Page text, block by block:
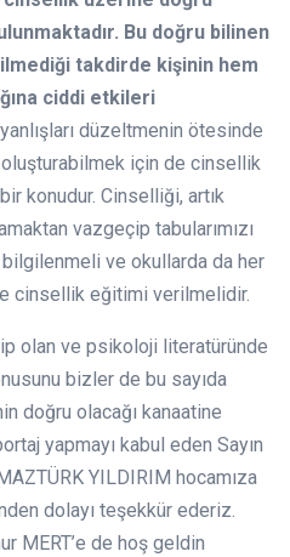
Bu doğru bilinen
takdirde kişinin hem
ciddi etkileri
düzeltmenin ötesinde
için de cinsellik
konudur. Cinselliği, artık
vazgeçip tabularımızı
bilgilenmeli ve okullarda da her
cinsellik eğitimi verilmelidir.
olan ve psikoloji literatüründe
bizler de bu sayıda
doğru olacağı kanaatine
yapmayı kabul eden Sayın
YILDIRIM hocamıza
dolayı teşekkür ederiz.
MERT’e de hoş geldin